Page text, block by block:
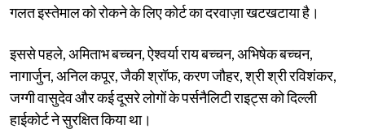
गलत इस्तेमाल को रोकने के लिए कोर्ट का दरवाज़ा खटखटाया है।
इससे पहले, अमिताभ बच्चन, ऐश्वर्या राय बच्चन, अभिषेक बच्चन,
नागार्जुन, अनिल कपूर, जैकी श्रॉफ, करण जौहर, श्री श्री रविशंकर,
जग्गी वासुदेव और कई दूसरे लोगों के पर्सनैलिटी राइट्स को दिल्ली
हाईकोर्ट ने सुरक्षित किया था।